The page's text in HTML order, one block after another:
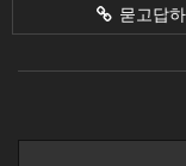
묻고답